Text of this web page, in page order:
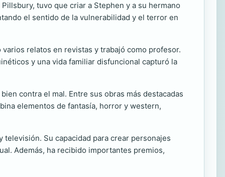
tuvo que criar a Stephen y a su hermano
el sentido de la vulnerabilidad y el terror en
relatos en revistas y trabajó como profesor.
y una vida familiar disfuncional capturó la
contra el mal. Entre sus obras más destacadas
elementos de fantasía, horror y western,
Su capacidad para crear personajes
Además, ha recibido importantes premios,